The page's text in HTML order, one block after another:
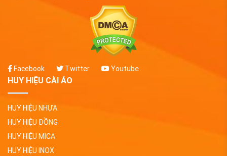
Facebook Twitter Youtube
HUY HIỆU CÀI ÁO
HUY HIỆU NHỰA
HUY HIỆU ĐỒNG
HUY HIỆU MICA
HUY HIỆU INOX